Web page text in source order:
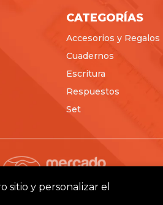
CATEGORÍAS
Accesorios y Regalos
Cuadernos
Escritura
Respuestos
Set
sitio y personalizar el